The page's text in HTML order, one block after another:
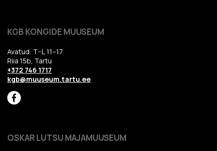
KGB KONGIDE MUUSEUM
Avatud: T–L 11–17
Riia 15b, Tartu
+372 746 1717
kgb@muuseum.tartu.ee
OSKAR LUTSU MAJAMUUSEUM